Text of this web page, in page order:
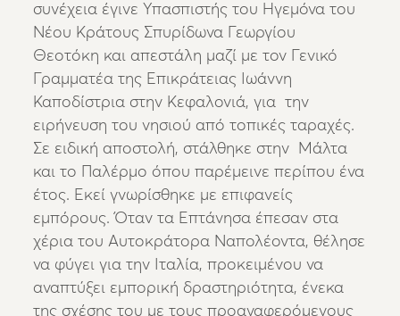
συνέχεια έγινε Υπασπιστής του Ηγεμόνα του
Νέου Κράτους Σπυρίδωνα Γεωργίου
Θεοτόκη και απεστάλη μαζί με τον Γενικό
Γραμματέα της Επικράτειας Ιωάννη
Καποδίστρια στην Κεφαλονιά, για την
ειρήνευση του νησιού από τοπικές ταραχές.
Σε ειδική αποστολή, στάλθηκε στην Μάλτα
και το Παλέρμο όπου παρέμεινε περίπου ένα
έτος. Εκεί γνωρίσθηκε με επιφανείς
εμπόρους. Όταν τα Επτάνησα έπεσαν στα
χέρια του Αυτοκράτορα Ναπολέοντα, θέλησε
να φύγει για την Ιταλία, προκειμένου να
αναπτύξει εμπορική δραστηριότητα, ένεκα
της σχέσης του με τους προαναφερόμενους